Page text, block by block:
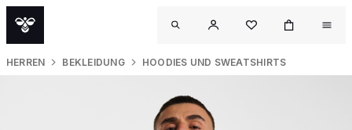
HERREN BEKLEIDUNG HOODIES UND SWEATSHIRTS